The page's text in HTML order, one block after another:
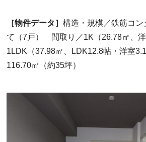
［物件データ］構造・規模／鉄筋コ
て（7戸） 間取り／1K（26.78㎡、洋
1LDK（37.98㎡、LDK12.8帖・洋室
116.70㎡（約35坪）